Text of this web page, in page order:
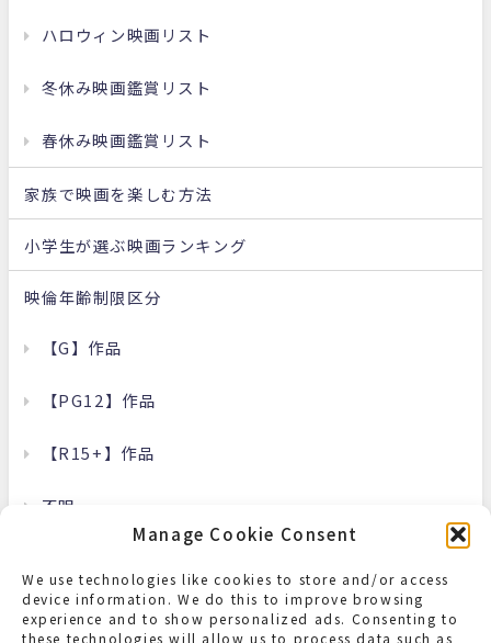
Manage Cookie Consent
We use technologies like cookies to store and/or access
device information. We do this to improve browsing
experience and to show personalized ads. Consenting to
these technologies will allow us to process data such as
ハロウィン映画リスト
冬休み映画鑑賞リスト
春休み映画鑑賞リスト
家族で映画を楽しむ方法
小学生が選ぶ映画ランキング
映倫年齢制限区分
【G】作品
【PG12】作品
【R15+】作品
不明
邦画